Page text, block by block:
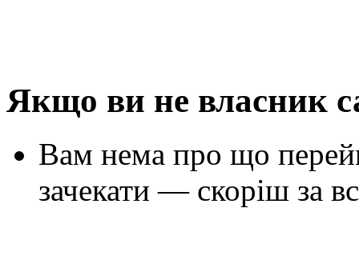
Якщо ви не власник
Вам нема про що
зачекати — скоріш за